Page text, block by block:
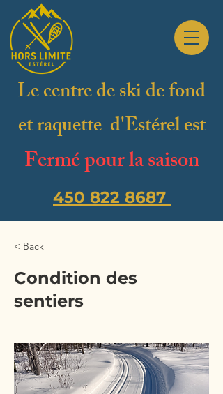
Le centre de ski de fond
et raquette d'Estérel est
Fermé pour la saison
450 822 8687
< Back
Condition des
sentiers